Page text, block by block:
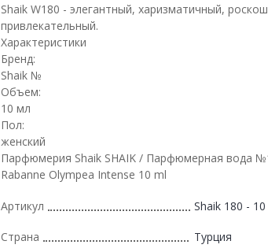
Shaik W180 - элегантный, харизматичный,
привлекательный.
Характеристики
Бренд:
Shaik №
Объем:
10 мл
Пол:
женский
Парфюмерия Shaik SHAIK / Парфюмерная вода
Rabanne Olympea Intense 10 ml
Артикул Shaik 180 -
Страна Турция